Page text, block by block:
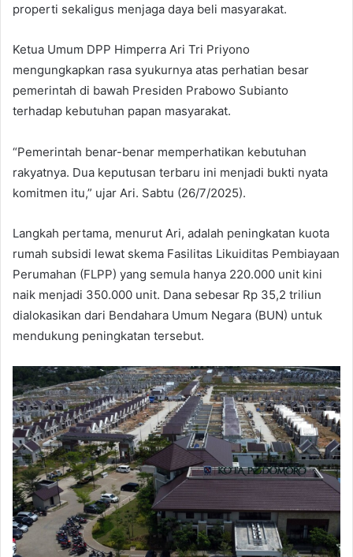
properti sekaligus menjaga daya beli masyarakat.
Ketua Umum DPP Himperra Ari Tri Priyono
mengungkapkan rasa syukurnya atas perhatian besar
pemerintah di bawah Presiden Prabowo Subianto
terhadap kebutuhan papan masyarakat.
“Pemerintah benar-benar memperhatikan kebutuhan
rakyatnya. Dua keputusan terbaru ini menjadi bukti nyata
komitmen itu,” ujar Ari. Sabtu (26/7/2025).
Langkah pertama, menurut Ari, adalah peningkatan kuota
rumah subsidi lewat skema Fasilitas Likuiditas Pembiayaan
Perumahan (FLPP) yang semula hanya 220.000 unit kini
naik menjadi 350.000 unit. Dana sebesar Rp 35,2 triliun
dialokasikan dari Bendahara Umum Negara (BUN) untuk
mendukung peningkatan tersebut.